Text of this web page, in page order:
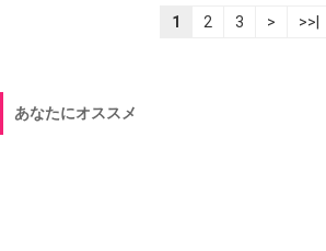
1 2 3 > >>|
あなたにオススメ